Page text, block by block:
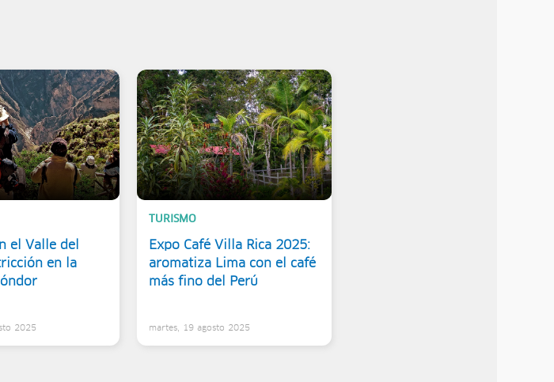
el Valle del
en la
2025
TURISMO
Expo Café Villa Rica 2025:
aromatiza Lima con el café
más fino del Perú
martes, 19 agosto 2025